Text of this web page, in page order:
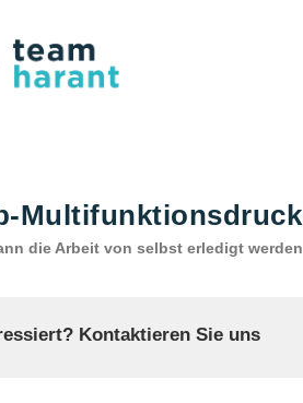
die Arbeit von selbst erledigt
Kontaktieren Sie uns